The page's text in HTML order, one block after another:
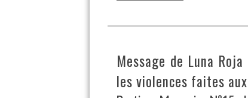
Message de Luna
les violences faites